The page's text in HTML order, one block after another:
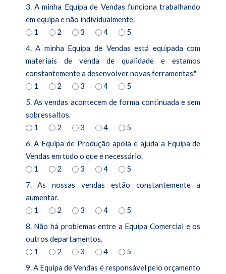
3. A minha Equipa de Vendas funciona trabalhando
em equipa e não individualmente.
1
2 3 4
5
4. A minha Equipa de Vendas está equipada com
materiais de venda de qualidade e estamos
constantemente a desenvolver novas ferramentas."
1
2 3 4
5
5. As vendas acontecem de forma continuada e sem
sobressaltos.
1
2 3 4
5
6. A Equipa de Produção apoia e ajuda a Equipa de
Vendas em tudo o que é necessário.
1
2 3 4
5
7. As nossas vendas estão constantemente a
aumentar.
1
2 3 4
5
8. Não há problemas entre a Equipa Comercial e os
outros departamentos.
1
2 3 4
5
9. A Equipa de Vendas é responsável pelo orçamento